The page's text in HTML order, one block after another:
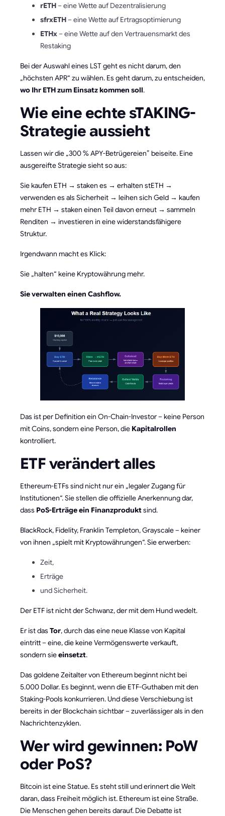
rETH– eine Wette auf Dezentralisierung
sfrxETH– eine Wette auf Ertragsoptimierung
ETHx– eine Wette auf den Vertrauensmarkt des
Restaking
Bei der Auswahl eines LST geht es nicht darum, den
„höchsten APR“ zu wählen. Es geht darum, zu entscheiden,
wo Ihr ETH zum Einsatz kommen soll.
Wie eine echte sTAKING-
Strategie aussieht
Lassen wir die „300 % APY-Betrügereien” beiseite. Eine
ausgereifte Strategie sieht so aus:
Sie kaufen ETH → staken es → erhalten stETH →
verwenden es als Sicherheit → leihen sich Geld → kaufen
mehr ETH → staken einen Teil davon erneut → sammeln
Renditen → investieren in eine widerstandsfähigere
Struktur.
Irgendwann macht es Klick:
Sie „halten“ keine Kryptowährung mehr.
Sie verwalten einen Cashflow.
Das ist per Definition ein On-Chain-Investor – keine Person
mit Coins, sondern eine Person, die Kapitalrollen
kontrolliert.
ETF verändert alles
Ethereum-ETFs sind nicht nur ein „legaler Zugang für
Institutionen“. Sie stellen die offizielle Anerkennung dar,
dass PoS-Erträge ein Finanzproduktsind.
BlackRock, Fidelity, Franklin Templeton, Grayscale – keiner
von ihnen „spielt mit Kryptowährungen“. Sie erwerben:
Zeit,
Erträge
und Sicherheit.
Der ETF ist nicht der Schwanz, der mit dem Hund wedelt.
Er ist das Tor, durch das eine neue Klasse von Kapital
eintritt – eine, die keine Vermögenswerte verkauft,
sondern sieeinsetzt.
Das goldene Zeitalter von Ethereum beginnt nicht bei
5.000 Dollar. Es beginnt, wenn die ETF-Guthaben mit den
Staking-Pools konkurrieren. Und diese Verschiebung ist
bereits in der Blockchain sichtbar – zuverlässiger als in den
Nachrichtenzyklen.
Wer wird gewinnen: PoW
oder PoS?
Bitcoin ist eine Statue. Es steht still und erinnert die Welt
daran, dass Freiheit möglich ist. Ethereum ist eine Straße.
Die Menschen gehen bereits darauf. Die Debatte ist